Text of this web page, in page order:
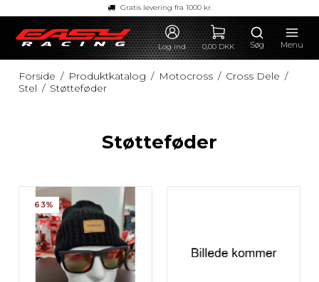
Gratis levering fra 1000 kr.
Log ind 0,00 DKK Søg Menu
Forside / Produktkatalog / Motocross / Cross Dele /
Stel / Støtteføder
Støtteføder
63%